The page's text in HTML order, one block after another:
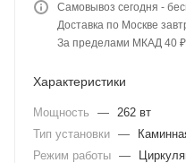
Самовывоз сегодня -
Доставка по Москве
За пределами МКАД 40 ₽
Характеристики
Мощность — 262 вт
Тип установки —
Режим работы —